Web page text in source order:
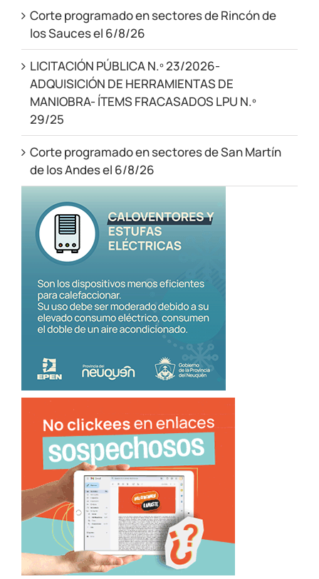
Corte programado en sectores de Rincón de
los Sauces el 6/8/26
LICITACIÓN PÚBLICA N.º 23/2026-
ADQUISICIÓN DE HERRAMIENTAS DE
MANIOBRA- ÍTEMS FRACASADOS LPU N.º
29/25
Corte programado en sectores de San Martín
de los Andes el 6/8/26